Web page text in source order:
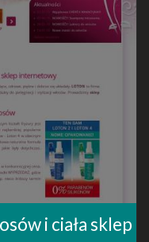
i ciała sklep